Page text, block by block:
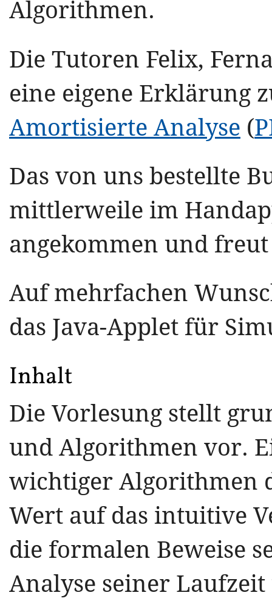
Algorithmen.
Die Tutoren Felix,
eine eigene Erklärung
Amortisierte Analyse (
Das von uns bestellte
mittlerweile im
angekommen und
Auf mehrfachen
das Java-Applet für
Inhalt
Die Vorlesung stellt
und Algorithmen vor.
wichtiger Algorithmen
Wert auf das intuitive
die formalen Beweise
Analyse seiner